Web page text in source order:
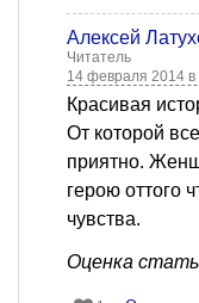
Алексей
Читатель
14 февраля 2014 в
Красивая
От которой
приятно.
герою оттого
чувства.
Оценка